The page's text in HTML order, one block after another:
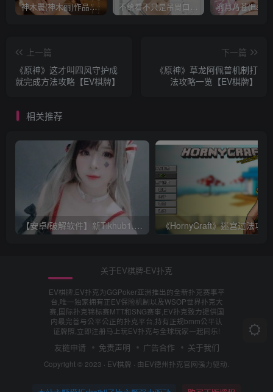
神木麗(神木丽)作品STARS-804发布！出道一周年，华丽布拉甲闪亮动人！【EV棋牌】 不给看不只是吊胃口！K奶的みなと羽琉(凑羽琉)原来是无码妹「水原圣子」？【EV棋牌】
上一篇
《原神》这才叫四风守护成
就完成方法攻略【EV棋牌】
下一篇
《原神》草龙阿佩普机制打
法攻略一览【EV棋牌】
相关推荐
【安卓/破解软件】新Tikhub1.13 解锁付费限制，超级会员破解版【EV棋牌】
关于EV棋牌-EV扑克
EV棋牌,EV扑克为GGPoker亚洲推出的全新扑克赛事平
台,唯一独家拥有正EV保险机制以及WSOP世界扑克大
赛,国际扑克锦标赛MTT和SNG赛事,EV扑克致力提供国
内最完善与公平公正的扑克平台,持有正规bmm公平认
证牌照,立即注册马上玩EV扑克与全球玩家一起同乐!
友链申请 免责声明 广告合作 关于我们
Copyright © 2023 · EV棋牌 · 由EV德州扑克官网强力驱动.